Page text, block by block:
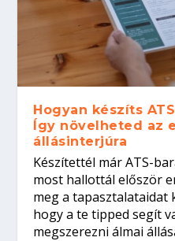
Hogyan készíts
Így növelheted az
állásinterjúra
Készítettél már ATS-
most hallottál először
meg a tapasztalataidat
hogy a te tipped segít
megszerezni álmai